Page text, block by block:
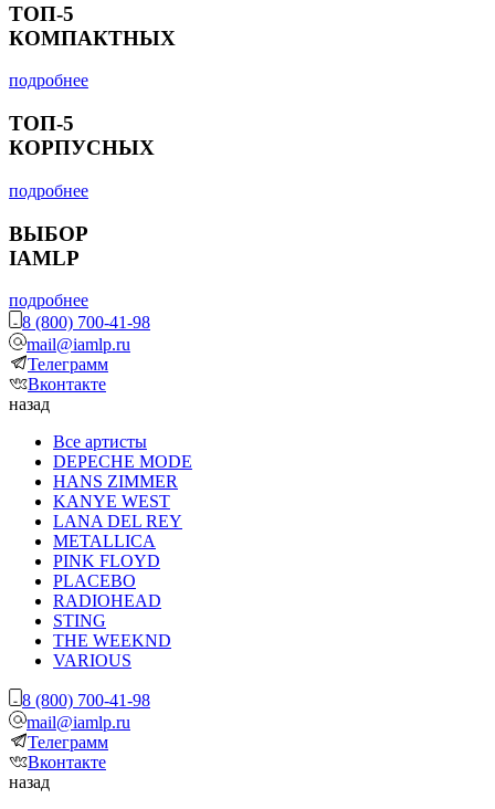
ТОП-5
КОМПАКТНЫХ
подробнее
ТОП-5
КОРПУСНЫХ
подробнее
ВЫБОР
IAMLP
подробнее
8 (800) 700-41-98
mail@iamlp.ru
Телеграмм
Вконтакте
назад
Все артисты
DEPECHE MODE
HANS ZIMMER
KANYE WEST
LANA DEL REY
METALLICA
PINK FLOYD
PLACEBO
RADIOHEAD
STING
THE WEEKND
VARIOUS
8 (800) 700-41-98
mail@iamlp.ru
Телеграмм
Вконтакте
назад